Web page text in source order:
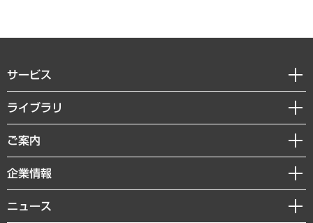
サービス
経営戦略
組織・人事戦略
デジタルイノベーション
共生・ダイバーシティ
ライブラリ
経済調査
レポート
コラム
ご案内
セミナー・イベント情報
MUFGビジネスセミナー
受託案件情報
企業情報
私たちの想い
ニュース